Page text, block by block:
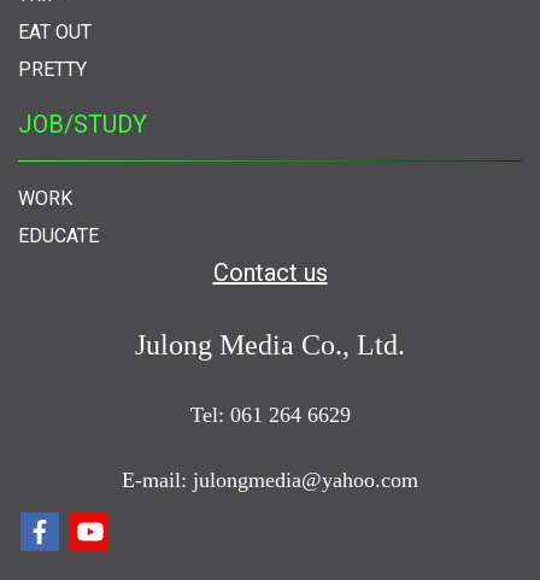
EAT OUT
PRETTY
JOB/STUDY
WORK
EDUCATE
Contact us
Julong Media Co., Ltd.
Tel: 061 264 6629
E-mail: julongmedia@yahoo.com